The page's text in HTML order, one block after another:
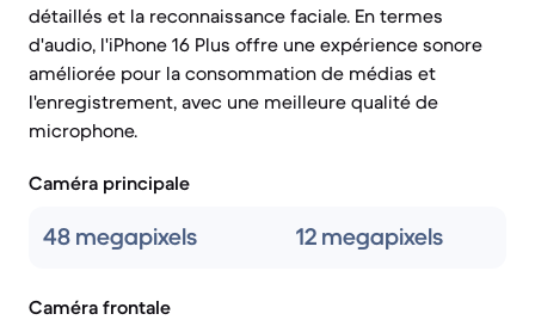
détaillés et la reconnaissance faciale. En termes
d'audio, l'iPhone 16 Plus offre une expérience sonore
améliorée pour la consommation de médias et
l'enregistrement, avec une meilleure qualité de
microphone.
Caméra principale
48 megapixels 12 megapixels
Caméra frontale